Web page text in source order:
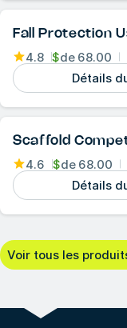
Fall Protection
4.8 $de 68.00
Détails
Scaffold
4.6 $de 68.00
Détails
Voir tous les